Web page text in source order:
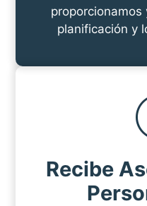
planificación y
Recibe